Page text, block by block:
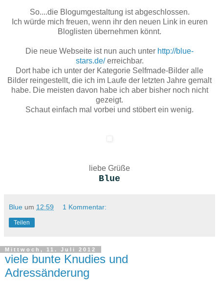
So....die Blogumgestaltung ist abgeschlossen.
Ich würde mich freuen, wenn ihr den neuen Link in euren
Bloglisten übernehmen könnt.
Die neue Webseite ist nun auch unter http://blue-
stars.de/erreichbar.
Dort habe ich unter der Kategorie Selfmade-Bilder alle
Bilder reingestellt, die ich im Laufe der letzten Jahre gemalt
habe. Die meisten davon habe ich aber bisher noch nicht
gezeigt.
Schaut einfach mal vorbei und stöbert ein wenig.
liebe Grüße
Blue
Blue um 12:59 1 Kommentar:
Teilen
Mittwoch, 11. Juli 2012
viele bunte Knudies und
Adressänderung